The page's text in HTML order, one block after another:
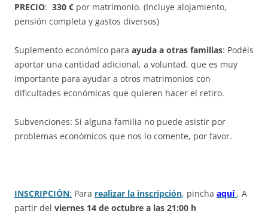
PRECIO: 330 € por matrimonio. (Incluye alojamiento,
pensión completa y gastos diversos)
Suplemento económico para ayuda a otras familias: Podéis
aportar una cantidad adicional, a voluntad, que es muy
importante para ayudar a otros matrimonios con
dificultades económicas que quieren hacer el retiro.
Subvenciones: Si alguna familia no puede asistir por
problemas económicos que nos lo comente, por favor.
INSCRIPCIÓN: Para realizar la inscripción, pincha aquí , A
partir del viernes 14 de octubre a las 21:00 h